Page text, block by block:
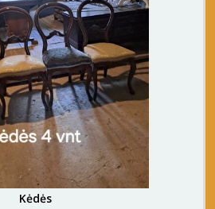
Kėdės